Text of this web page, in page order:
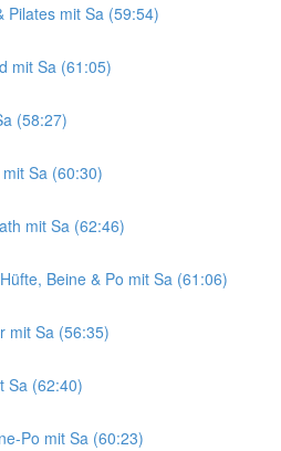
Pilates mit Sa (59:54)
mit Sa (61:05)
(58:27)
Sa (60:30)
mit Sa (62:46)
Beine & Po mit Sa (61:06)
mit Sa (56:35)
Sa (62:40)
Po mit Sa (60:23)